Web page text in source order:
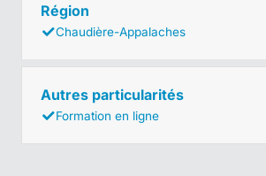
Région
Chaudière-Appalaches
Autres particularités
Formation en ligne